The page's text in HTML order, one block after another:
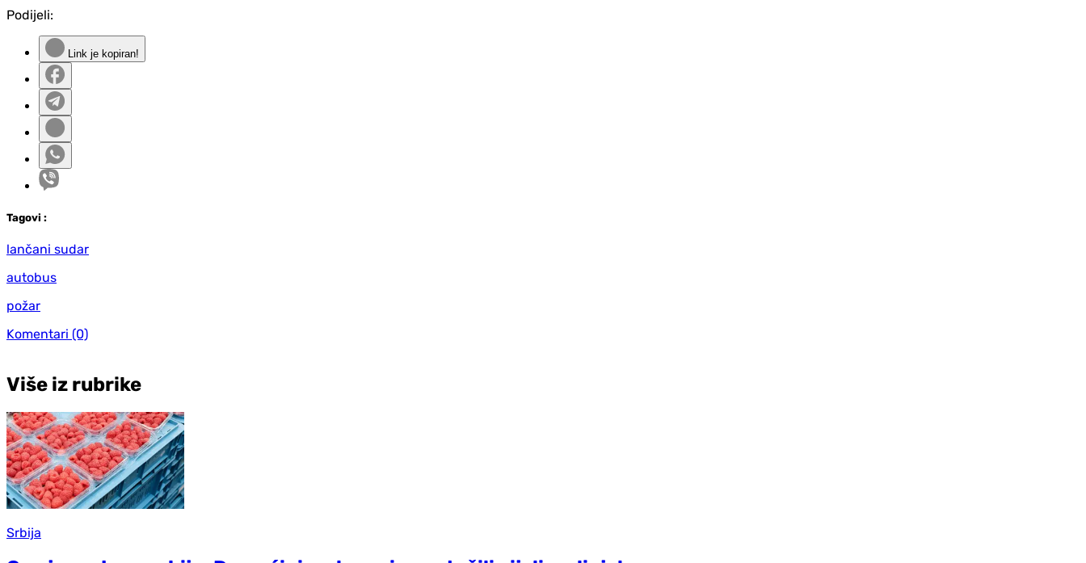
Podijeli:
Link je kopiran!
Tagovi :
lančani sudar
autobus
požar
Komentari (0)
Više iz rubrike
Srbija